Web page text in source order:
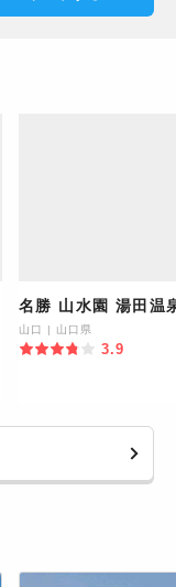
名勝 山水園 湯田温
山口 | 山口県
3.9